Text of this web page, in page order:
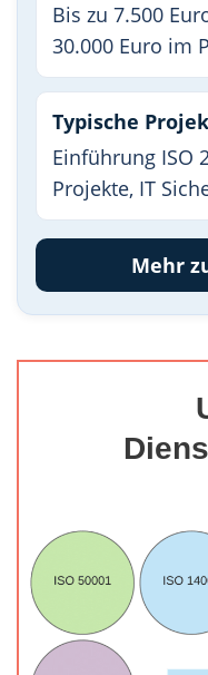
Bis zu 7.500
30.000 Euro im
Typische
Einführung ISO
Projekte, IT
Mehr